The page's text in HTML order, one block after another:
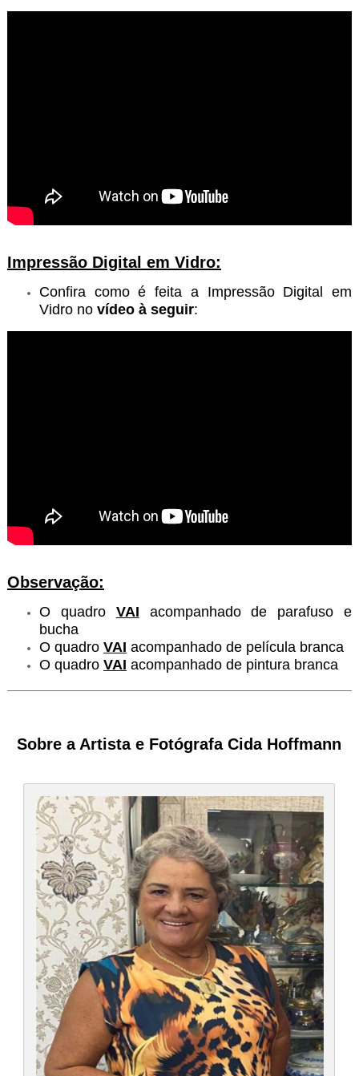
Impressão Digital em Vidro:
Confira como é feita a Impressão Digital em
Vidro no vídeo à seguir:
Observação:
O quadro VAI acompanhado de parafuso e
bucha
O quadro VAI acompanhado de película branca
O quadro VAI acompanhado de pintura branca
Sobre a Artista e Fotógrafa Cida Hoffmann